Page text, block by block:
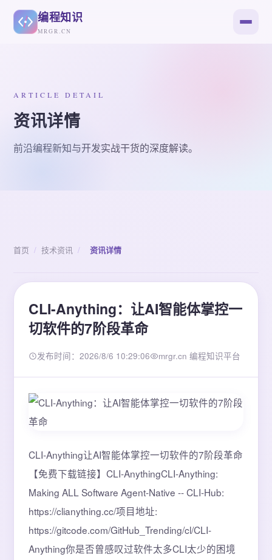
编程知识
MRGR.CN
ARTICLE DETAIL
资讯详情
前沿编程新知与开发实战干货的深度解读。
首页 / 技术资讯 / 资讯详情
CLI-Anything：让AI智能体掌控一
切软件的7阶段革命
发布时间：2026/8/6 10:29:06 mrgr.cn 编程知识平台
CLI-Anything让AI智能体掌控一切软件的7阶段革命
【免费下载链接】CLI-AnythingCLI-Anything:
Making ALL Software Agent-Native -- CLI-Hub:
https://clianything.cc/项目地址:
https://gitcode.com/GitHub_Trending/cl/CLI-
Anything你是否曾感叹过软件太多CLI太少的困境